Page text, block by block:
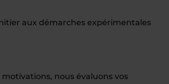
aux démarches expérimentales
nous évaluons vos